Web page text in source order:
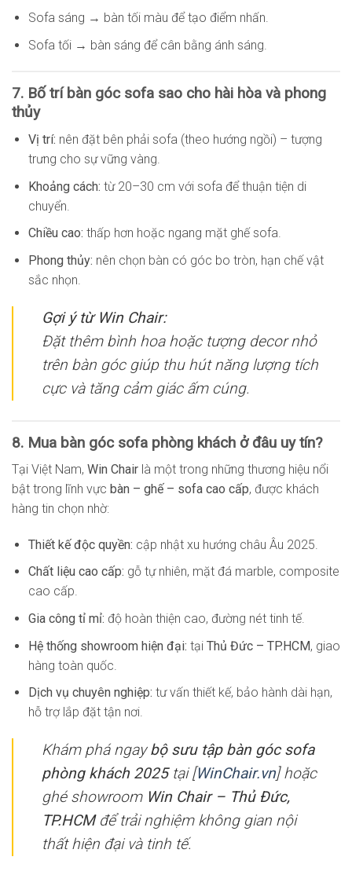
Sofa sáng → bàn tối màu để tạo điểm nhấn.
Sofa tối → bàn sáng để cân bằng ánh sáng.
7. Bố trí bàn góc sofa sao cho hài hòa và phong
thủy
Vị trí: nên đặt bên phải sofa (theo hướng ngồi) – tượng
trưng cho sự vững vàng.
Khoảng cách: từ 20–30 cm với sofa để thuận tiện di
chuyển.
Chiều cao: thấp hơn hoặc ngang mặt ghế sofa.
Phong thủy: nên chọn bàn có góc bo tròn, hạn chế vật
sắc nhọn.
Gợi ý từ Win Chair:
Đặt thêm bình hoa hoặc tượng decor nhỏ
trên bàn góc giúp thu hút năng lượng tích
cực và tăng cảm giác ấm cúng.
8. Mua bàn góc sofa phòng khách ở đâu uy tín?
Tại Việt Nam, Win Chair là một trong những thương hiệu nổi
bật trong lĩnh vực bàn – ghế – sofa cao cấp, được khách
hàng tin chọn nhờ:
Thiết kế độc quyền: cập nhật xu hướng châu Âu 2025.
Chất liệu cao cấp: gỗ tự nhiên, mặt đá marble, composite
cao cấp.
Gia công tỉ mỉ: độ hoàn thiện cao, đường nét tinh tế.
Hệ thống showroom hiện đại: tại Thủ Đức – TP.HCM, giao
hàng toàn quốc.
Dịch vụ chuyên nghiệp: tư vấn thiết kế, bảo hành dài hạn,
hỗ trợ lắp đặt tận nơi.
Khám phá ngaybộ sưu tập bàn góc sofa
phòng khách 2025tại [WinChair.vn] hoặc
ghé showroom Win Chair – Thủ Đức,
TP.HCMđể trải nghiệm không gian nội
thất hiện đại và tinh tế.